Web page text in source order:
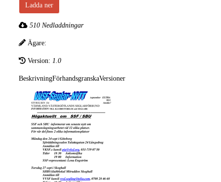
Ladda ner
510 Nedladdningar
Ägare:
Version: 1.0
BeskrivningFörhandsgranskaVersioner